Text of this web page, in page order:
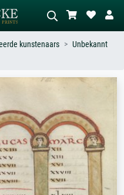
olieverfschilderij, staand naakt naast
een boom.
kunstenaars
Unbekannt